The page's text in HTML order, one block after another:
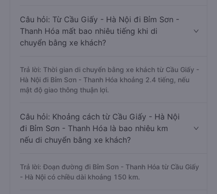
Câu hỏi: Từ Cầu Giấy - Hà Nội đi Bỉm Sơn -
Thanh Hóa mất bao nhiêu tiếng khi di
chuyển bằng xe khách?
Trả lời: Thời gian di chuyển bằng xe khách từ Cầu Giấy -
Hà Nội đi Bỉm Sơn - Thanh Hóa khoảng 2.4 tiếng, nếu
mật độ giao thông thuận lợi.
Câu hỏi: Khoảng cách từ Cầu Giấy - Hà Nội
đi Bỉm Sơn - Thanh Hóa là bao nhiêu km
nếu di chuyển bằng xe khách?
Trả lời: Đoạn đường đi Bỉm Sơn - Thanh Hóa từ Cầu Giấy
- Hà Nội có chiều dài khoảng 150 km.